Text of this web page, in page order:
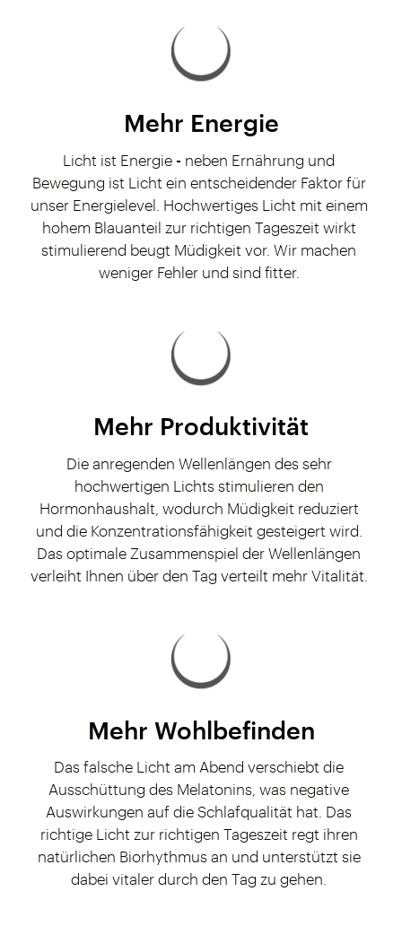
Mehr Energie
Licht ist Energie - neben Ernährung und
Bewegung ist Licht ein entscheidender Faktor für
unser Energielevel. Hochwertiges Licht mit einem
hohem Blauanteil zur richtigen Tageszeit wirkt
stimulierend beugt Müdigkeit vor. Wir machen
weniger Fehler und sind fitter.
Mehr Produktivität
Die anregenden Wellenlängen des sehr
hochwertigen Lichts stimulieren den
Hormonhaushalt, wodurch Müdigkeit reduziert
und die Konzentrationsfähigkeit gesteigert wird.
Das optimale Zusammenspiel der Wellenlängen
verleiht Ihnen über den Tag verteilt mehr Vitalität.
Mehr Wohlbefinden
Das falsche Licht am Abend verschiebt die
Ausschüttung des Melatonins, was negative
Auswirkungen auf die Schlafqualität hat. Das
richtige Licht zur richtigen Tageszeit regt ihren
natürlichen Biorhythmus an und unterstützt sie
dabei vitaler durch den Tag zu gehen.